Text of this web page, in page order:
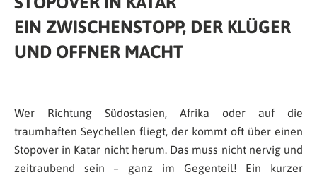
EIN ZWISCHENSTOPP, DER KLÜGER
UND OFFNER MACHT
Wer Richtung Südostasien, Afrika oder auf die
traumhaften Seychellen fliegt, der kommt oft über einen
Stopover in Katar nicht herum. Das muss nicht nervig und
zeitraubend sein – ganz im Gegenteil! Ein kurzer